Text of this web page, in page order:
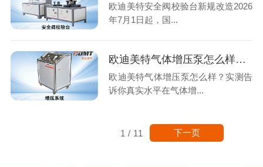
欧迪美特安全阀校验台新规改造2026
年7月1日起，国...
欧迪美特气体增压泵怎么样？实测告诉你真实水平
欧迪美特气体增压泵怎么样？实测告
诉你真实水平在气体增...
1 / 11 下一页